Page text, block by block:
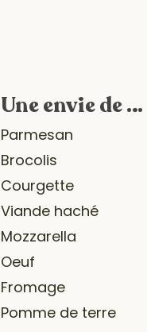
Une envie de …
Parmesan
Brocolis
Courgette
Viande haché
Mozzarella
Oeuf
Fromage
Pomme de terre